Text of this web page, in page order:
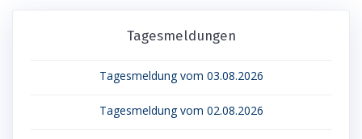
Tagesmeldungen
Tagesmeldung vom 03.08.2026
Tagesmeldung vom 02.08.2026